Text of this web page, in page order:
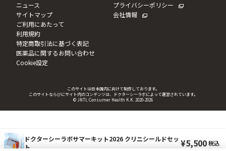
ドクターシーラボサマーキット2026 クリニシールドセッ
ト
5,500
ニュース
サイトマップ
ご利用にあたって
利用規約
特定商取引法に基づく表記
医薬品に関するお問い合わせ
Cookie設定
プライバシーポリシー
会社情報
このサイトは日本国内に向けて制作しております。
このサイトならびにサイト内のコンテンツは、ドクターシーラボによって運営されています。
© JNTL Consumer Health K.K. 2020-2026